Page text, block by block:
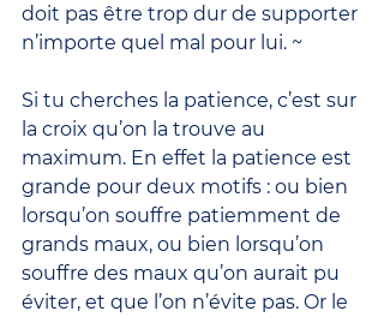
doit pas être trop dur de supporter
n’importe quel mal pour lui. ~
Si tu cherches la patience, c’est sur
la croix qu’on la trouve au
maximum. En effet la patience est
grande pour deux motifs : ou bien
lorsqu’on souffre patiemment de
grands maux, ou bien lorsqu’on
souffre des maux qu’on aurait pu
éviter, et que l’on n’évite pas. Or le